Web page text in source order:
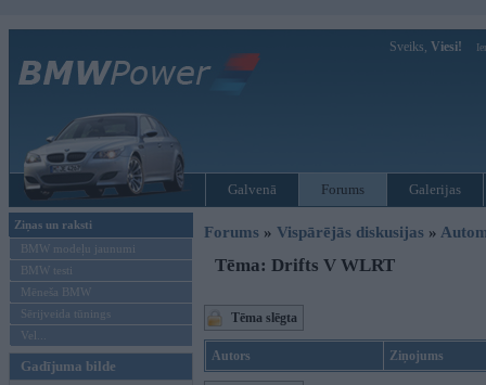
Sveiks, Viesi!
Galvenā Forums Galerijas
Ziņas un raksti
BMW modeļu jaunumi
BMW testi
Mēneša BMW
Sērijveida tūnings
Vel...
Gadījuma bilde
Forums » Vispārējās diskusijas »
Tēma: Drifts V WLRT
Tēma slēgta
Autors Ziņojums